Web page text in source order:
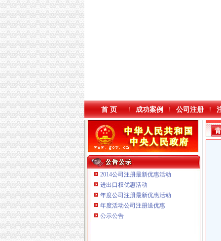
首 页 成功案例 公司注册
2014公司注册最新优惠活动
进出口权优惠活动
年度公司注册最新优惠活动
年度活动公司注册送优惠
公示公告
重庆海谛升进出口贸易有限公司 渝北100万 （